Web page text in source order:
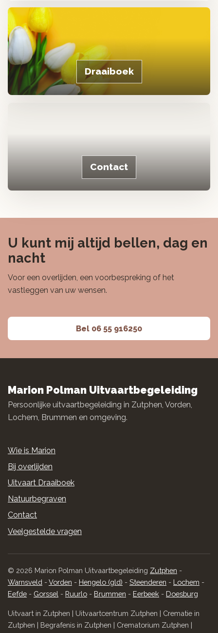
Draaiboek
Contact
U kunt mij altijd bellen, dag en
nacht
Voor een overlijden, een voorbespreking of het
vastleggen van uw wensen.
Bel 06 55 916250
Marion Polman Uitvaartbegeleiding
Persoonlijke uitvaartbegeleiding in Zutphen, Vorden,
Lochem, Brummen en omgeving.
Wie is Marion
Bij overlijden
Uitvaart Draaiboek
Natuurbegraven
Contact
Veelgestelde vragen
© 2026 Marion Polman Uitvaartbegeleiding Zutphen -
Warnsveld -Vorden - Hengelo (gld) - Steenderen - Lochem -
Eefde - Gorssel - Ruurlo - Brummen - Eerbeek - Doesburg
Uitvaart in Zutphen | Uitvaartcentrum Zutphen | Crematie in
Zutphen | Begrafenis in Zutphen | Crematorium Zutphen |